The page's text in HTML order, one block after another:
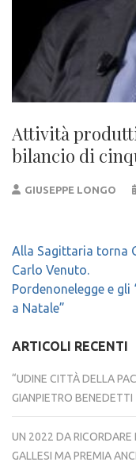
Attività
bilancio di
GIUSEPPE LONGO
Navigazione
articoli
Alla Sagittaria torna
Carlo Venuto.
Pordenonelegge e gli
a Natale”
ARTICOLI RECENTI
“UDINE CITTÀ DELLA
GIANPIETRO BENEDETTI
UN 2022 DA RICORDARE
GALLESI MA PREMIA